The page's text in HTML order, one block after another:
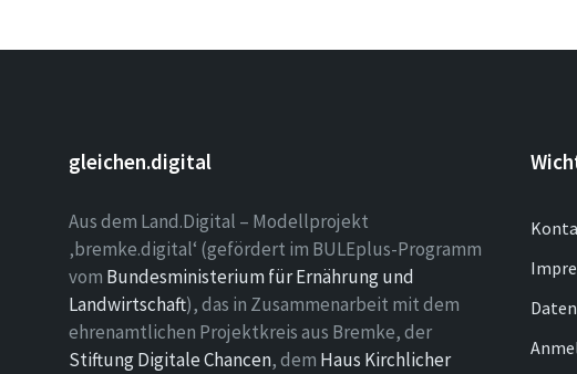
gleichen.digital
Aus dem Land.Digital – Modellprojekt
‚bremke.digital‘ (gefördert im BULEplus-Programm
vom Bundesministerium für Ernährung und
Landwirtschaft), das in Zusammenarbeit mit dem
ehrenamtlichen Projektkreis aus Bremke, der
Stiftung Digitale Chancen, dem Haus Kirchlicher